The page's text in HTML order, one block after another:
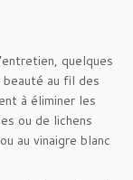
quelques
au fil des
à éliminer les
ou de lichens
au vinaigre blanc